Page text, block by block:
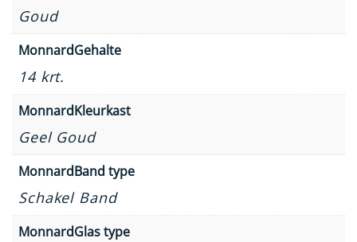
Goud
MonnardGehalte
14 krt.
MonnardKleurkast
Geel Goud
MonnardBand type
Schakel Band
MonnardGlas type